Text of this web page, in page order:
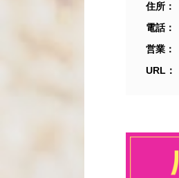
住所：
電話：
営業：
URL：